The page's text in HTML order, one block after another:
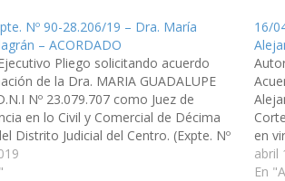
Nº 90-28.206/19 – Dra. María
– ACORDADO
Pliego solicitando acuerdo
de la Dra. MARIA GUADALUPE
Nº 23.079.707 como Juez de
en lo Civil y Comercial de Décima
Distrito Judicial del Centro. (Expte. Nº
la Comisión de Justicia, Acuerdos y
Acordado el 28/11/2019
16/
en
11/
abril
En